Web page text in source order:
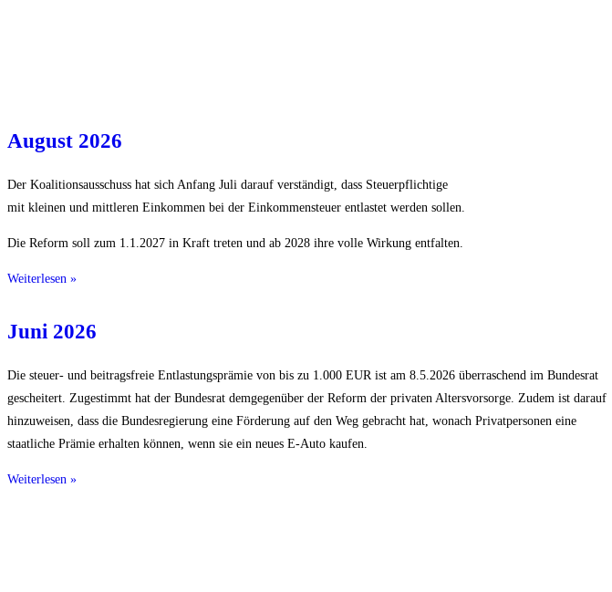
August 2026
Der Koalitionsausschuss hat sich Anfang Juli darauf verständigt, dass Steuerpflichtige
mit kleinen und mittleren Einkommen bei der Einkommensteuer entlastet werden sollen.
Die Reform soll zum 1.1.2027 in Kraft treten und ab 2028 ihre volle Wirkung entfalten.
Weiterlesen »
Juni 2026
Die steuer- und beitragsfreie Entlastungsprämie von bis zu 1.000 EUR ist am 8.5.2026 überraschend im Bundesrat
gescheitert. Zugestimmt hat der Bundesrat demgegenüber der Reform der privaten Altersvorsorge. Zudem ist darauf
hinzuweisen, dass die Bundesregierung eine Förderung auf den Weg gebracht hat, wonach Privatpersonen eine
staatliche Prämie erhalten können, wenn sie ein neues E-Auto kaufen.
Weiterlesen »